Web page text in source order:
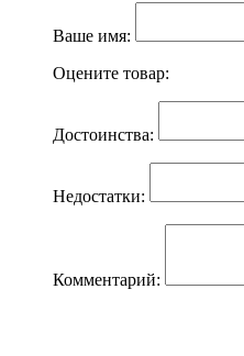
Ваше имя:
Оцените товар:
Достоинства:
Недостатки:
Комментарий: